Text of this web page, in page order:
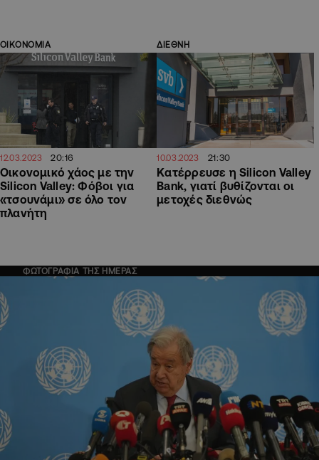
ΟΙΚΟΝΟΜΙΑ
12.03.2023 20:16
Οικονομικό χάος με την
Silicon Valley: Φόβοι για
«τσουνάμι» σε όλο τον
πλανήτη
ΔΙΕΘΝΗ
10.03.2023 21:30
Κατέρρευσε η Silicon Valley
Bank, γιατί βυθίζονται οι
μετοχές διεθνώς
ΦΩΤΟΓΡΑΦΙΑ ΤΗΣ ΗΜΕΡΑΣ